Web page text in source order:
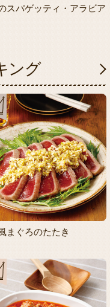
スパゲッティ・アラビア
ング
まぐろのたたき